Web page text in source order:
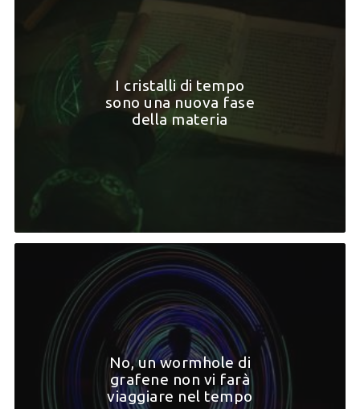
I cristalli di tempo
sono una nuova fase
della materia
No, un wormhole di
grafene non vi farà
viaggiare nel tempo